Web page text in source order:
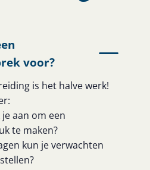
voor?
is het halve werk!
aan om een
te maken?
kun je verwachten